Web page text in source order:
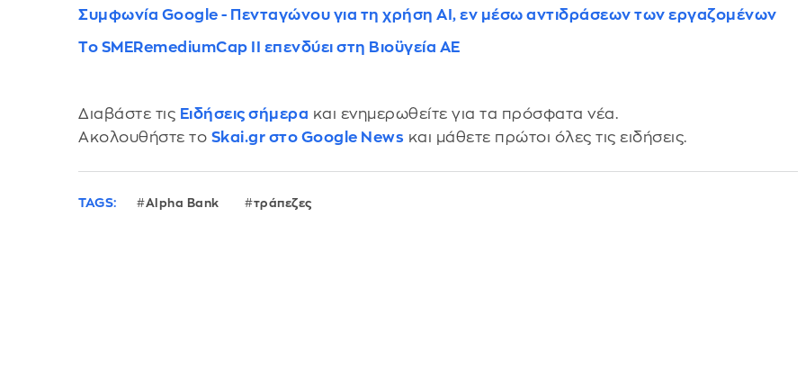
Συμφωνία Google - Πενταγώνου για τη χρήση AI, εν μέσω αντιδράσεων των εργαζομένων
Το SMERemediumCap II επενδύει στη Βιοϋγεία ΑΕ
Διαβάστε τις Ειδήσεις σήμερα και ενημερωθείτε για τα πρόσφατα νέα.
Ακολουθήστε το Skai.gr στο Google News και μάθετε πρώτοι όλες τις ειδήσεις.
TAGS: Alpha Bank τράπεζες